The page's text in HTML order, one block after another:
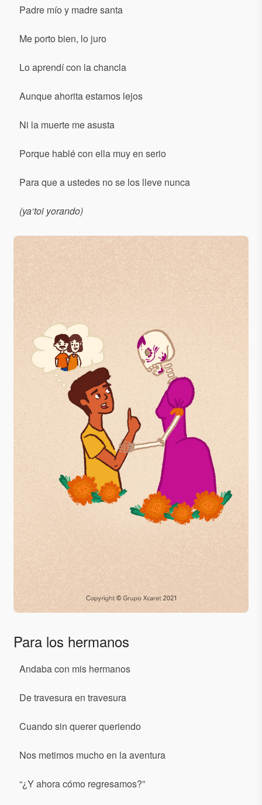
Padre mío y madre santa
Me porto bien, lo juro
Lo aprendí con la chancla
Aunque ahorita estamos lejos
Ni la muerte me asusta
Porque hablé con ella muy en serio
Para que a ustedes no se los lleve nunca
(ya‘toi yorando)
Para los hermanos
Andaba con mis hermanos
De travesura en travesura
Cuando sin querer queriendo
Nos metimos mucho en la aventura
“¿Y ahora cómo regresamos?”